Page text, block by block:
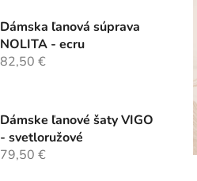
Dámska ľanová súprava
NOLITA - ecru
82,50 €
Dámske ľanové šaty VIGO
- svetloružové
79,50 €
a